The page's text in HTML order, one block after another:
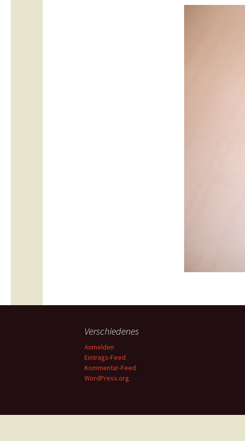
Verschiedenes
Anmelden
Eintrags-Feed
Kommentar-Feed
WordPress.org